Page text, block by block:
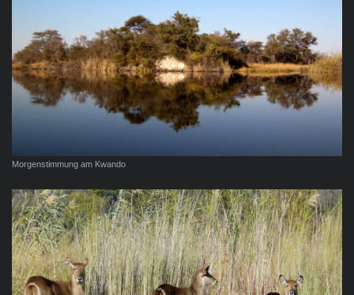
Morgenstimmung am Kwando